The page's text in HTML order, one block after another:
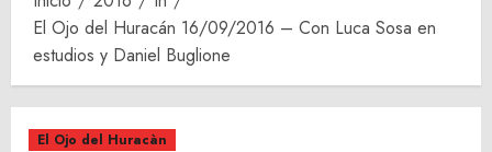
El Ojo del Huracán 16/09/2016 – Con Luca Sosa en
estudios y Daniel Buglione
El Ojo del Huracàn